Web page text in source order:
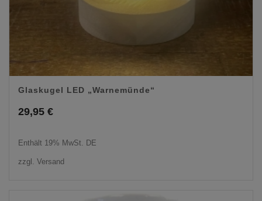
Glaskugel LED „Warnemünde“
29,95 €
Enthält 19% MwSt. DE
zzgl. Versand